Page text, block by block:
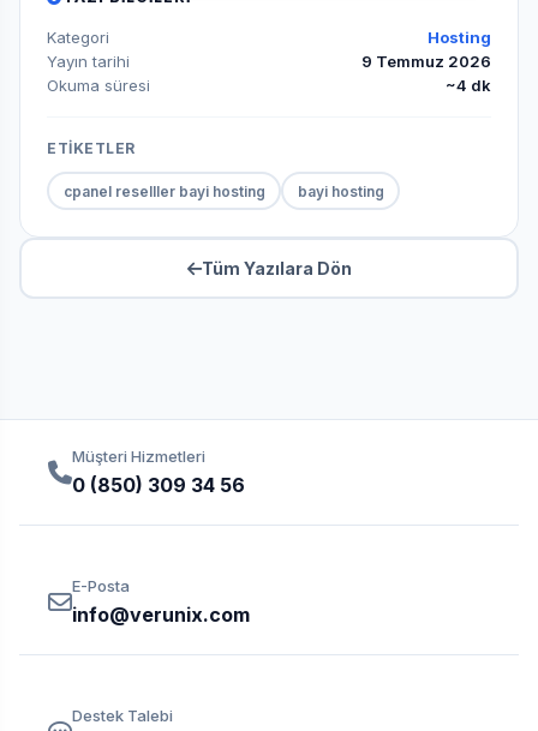
Kategori
Hosting
Yayın tarihi
9 Temmuz 2026
Okuma süresi
~4 dk
ETİKETLER
cpanel reselller bayi hosting bayi hosting
Tüm Yazılara Dön
Müşteri Hizmetleri
0 (850) 309 34 56
E-Posta
info@verunix.com
Destek Talebi